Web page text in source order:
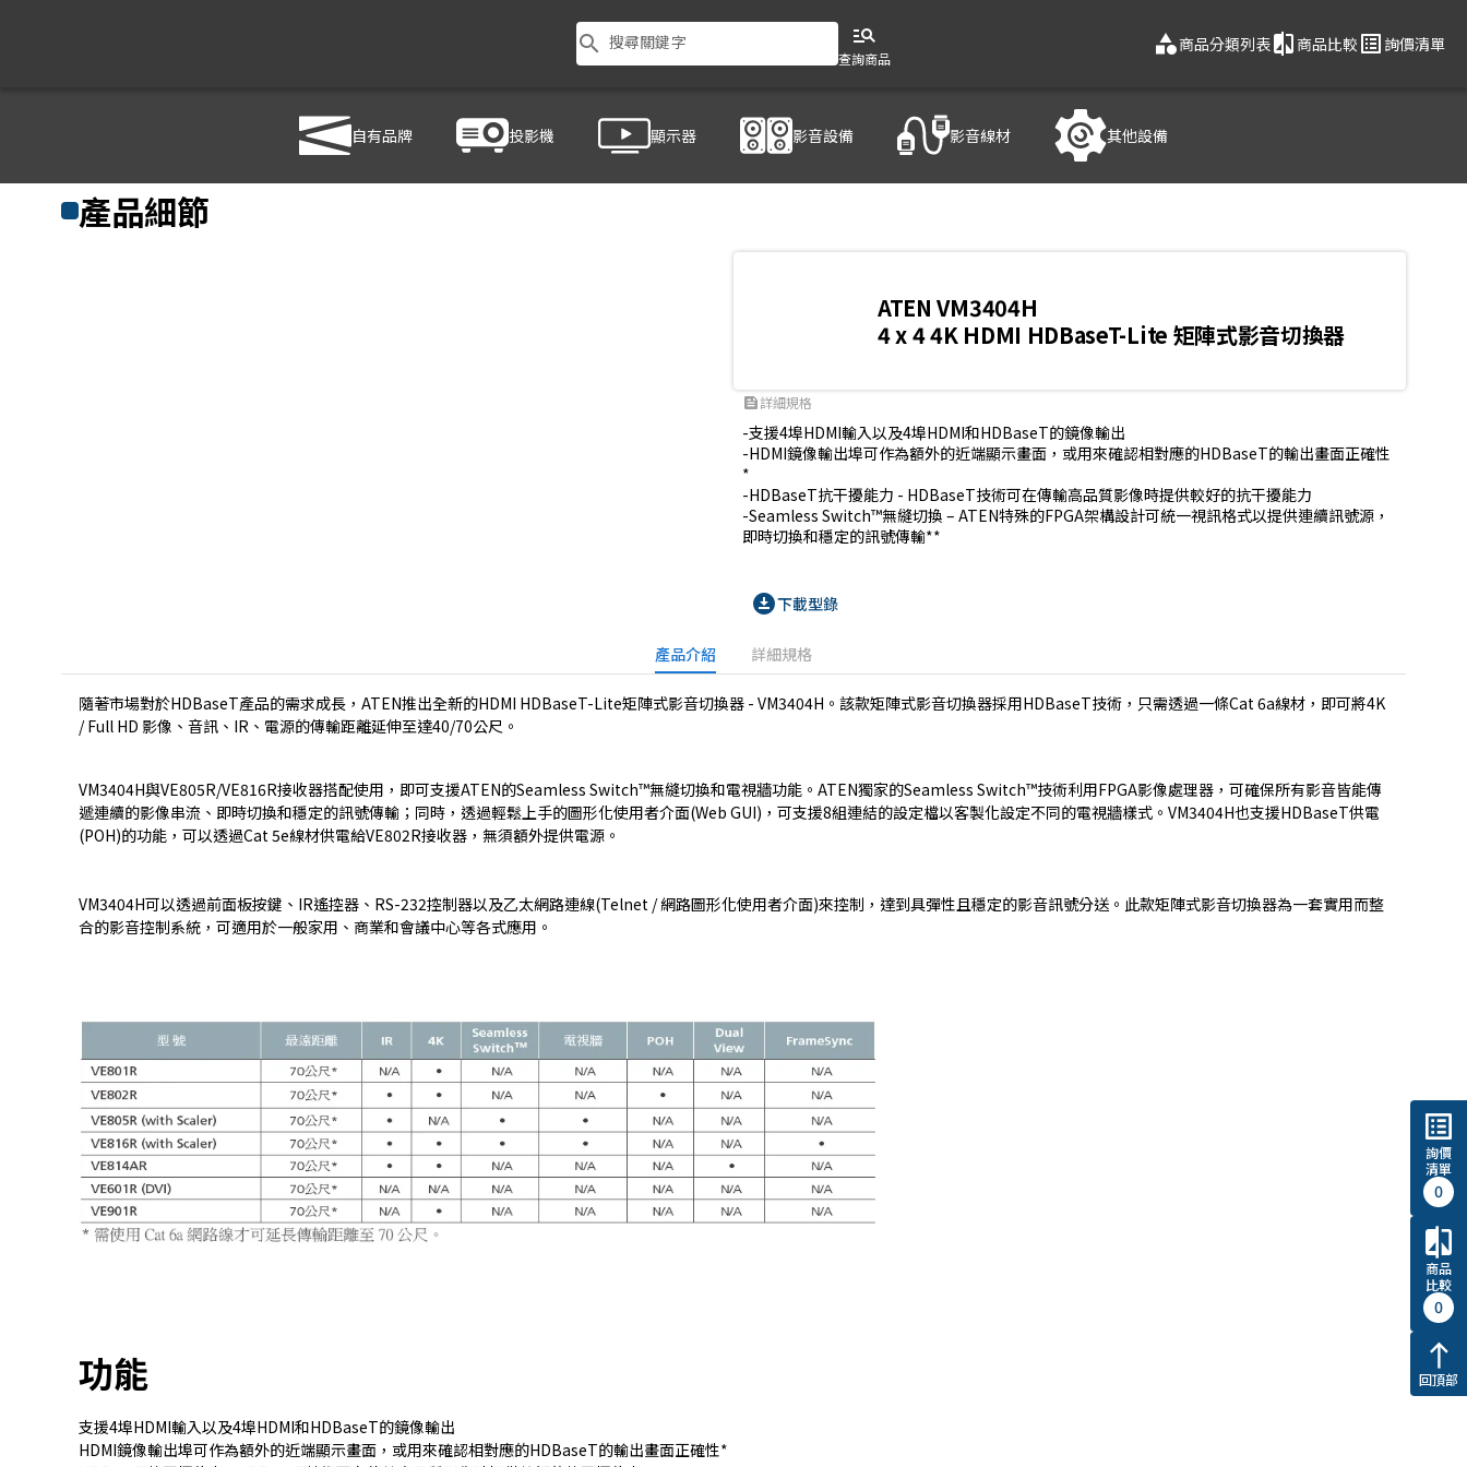
search 搜尋關鍵字 manage_search
查詢商品
category商品分類列表compare商品比較 list_alt 詢價清單
自有品牌 投影機 顯示器 影音設備 影音線材 其他設備
/ ATEN VM3404H
產品細節
ATEN VM3404H
4 x 4 4K HDMI HDBaseT-Lite 矩陣式影音切換器
feed詳細規格
-支援4埠HDMI輸入以及4埠HDMI和HDBaseT的鏡像輸出
-HDMI鏡像輸出埠可作為額外的近端顯示畫面，或用來確認相對應的HDBaseT的輸出畫面正確性
*
-HDBaseT抗干擾能力 - HDBaseT技術可在傳輸高品質影像時提供較好的抗干擾能力
-Seamless Switch™無縫切換 – ATEN特殊的FPGA架構設計可統一視訊格式以提供連續訊號源，
即時切換和穩定的訊號傳輸**
download_for_offline下載型錄
產品介紹 詳細規格
隨著市場對於HDBaseT產品的需求成長，ATEN推出全新的HDMI HDBaseT-Lite矩陣式影音切換器 - VM3404H。該款矩陣式影音切換器採用HDBaseT技術，只需透過一條Cat 6a線材，即可將4K
/ Full HD 影像、音訊、IR、電源的傳輸距離延伸至達40/70公尺。
VM3404H與VE805R/VE816R接收器搭配使用，即可支援ATEN的Seamless Switch™無縫切換和電視牆功能。ATEN獨家的Seamless Switch™技術利用FPGA影像處理器，可確保所有影音皆能傳
遞連續的影像串流、即時切換和穩定的訊號傳輸；同時，透過輕鬆上手的圖形化使用者介面(Web GUI)，可支援8組連結的設定檔以客製化設定不同的電視牆樣式。VM3404H也支援HDBaseT供電
(POH)的功能，可以透過Cat 5e線材供電給VE802R接收器，無須額外提供電源。
VM3404H可以透過前面板按鍵、IR遙控器、RS-232控制器以及乙太網路連線(Telnet / 網路圖形化使用者介面)來控制，達到具彈性且穩定的影音訊號分送。此款矩陣式影音切換器為一套實用而整
合的影音控制系統，可適用於一般家用、商業和會議中心等各式應用。
功能
支援4埠HDMI輸入以及4埠HDMI和HDBaseT的鏡像輸出
HDMI鏡像輸出埠可作為額外的近端顯示畫面，或用來確認相對應的HDBaseT的輸出畫面正確性*
list_alt
詢價
清單
0
compare
商品
比較
0
north
回頂部